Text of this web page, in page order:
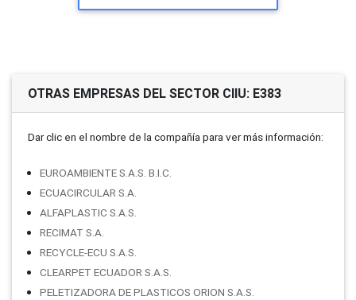
OTRAS EMPRESAS DEL SECTOR CIIU: E383
Dar clic en el nombre de la compañí­a para ver más información:
EUROAMBIENTE S.A.S. B.I.C.
ECUACIRCULAR S.A.
ALFAPLASTIC S.A.S.
RECIMAT S.A.
RECYCLE-ECU S.A.S.
CLEARPET ECUADOR S.A.S.
PELETIZADORA DE PLASTICOS ORION S.A.S.